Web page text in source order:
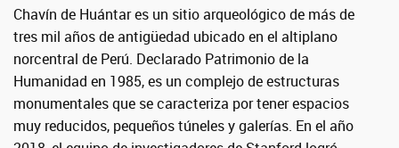
Chavín de Huántar es un sitio arqueológico de más de
tres mil años de antigüedad ubicado en el altiplano
norcentral de Perú. Declarado Patrimonio de la
Humanidad en 1985, es un complejo de estructuras
monumentales que se caracteriza por tener espacios
muy reducidos, pequeños túneles y galerías. En el año